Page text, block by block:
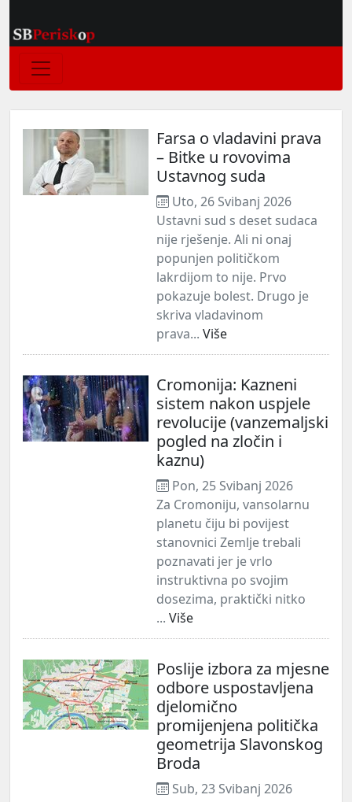
Farsa o vladavini prava
– Bitke u rovovima
Ustavnog suda
Uto, 26 Svibanj 2026
Ustavni sud s deset sudaca
nije rješenje. Ali ni onaj
popunjen političkom
lakrdijom to nije. Prvo
pokazuje bolest. Drugo je
skriva vladavinom
prava... Više
Cromonija: Kazneni
sistem nakon uspjele
revolucije (vanzemaljski
pogled na zločin i
kaznu)
Pon, 25 Svibanj 2026
Za Cromoniju, vansolarnu
planetu čiju bi povijest
stanovnici Zemlje trebali
poznavati jer je vrlo
instruktivna po svojim
dosezima, praktički nitko
... Više
Poslije izbora za mjesne
odbore uspostavljena
djelomično
promijenjena politička
geometrija Slavonskog
Broda
Sub, 23 Svibanj 2026